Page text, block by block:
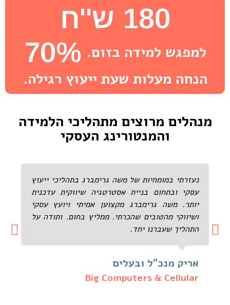
180 ש''ח
למפגש למידה בזום. 70%
הנחה מעלות שעת ייעוץ רגילה.
מנהלים מרוצים מתהליכי הלמידה
והמנטורינג העסקי
נעזרתי במומחיות של משה גרימברג בתהליכי ייעוץ
עסקי ובתחום בניית אסטרטגיה שיווקית עדכנית
יותר. משה גרימברג מקצוען אמיתי ויועץ עסקי
ושיווקי מהטובים שהכרתי. ממליץ בחום. ותודה על
התהליך שעברנו יחד.
אריק מנכ"ל ובעלים
Big Computers & Cellular